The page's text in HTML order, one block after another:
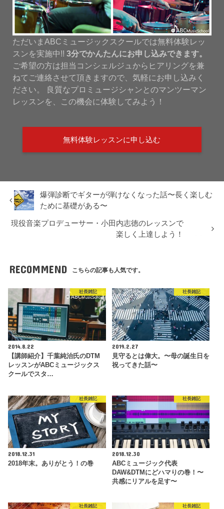
ただいまABCミュージックスクールでは無料体験レッ
スンを実施中!! 3分でかんたんにお申し込みできます。
ご希望の方は担当コンシェルジュからヒアリングを兼
ねてご連絡させて頂きますので、気軽にお申し込みく
ださい。 良質なプロミュージシャンとのマンツーマン
レッスンを、この機会に体験してみよう！
無料体験レッスンに申し込む
爆弾診断でギターが弾けなくなった話〜長く楽しむ
ために基礎がある〜
現役音楽プロデューサー・小田内志徳のレッスンで
楽しく上達しよう！
RECOMMEND こちらの記事も人気です。
社長雑記
2014.8.22
【講師紹介】千葉純治氏のDTM
レッスンがABCミュージックス
クールでスタ…
社長雑記
2019.2.27
見守るとは偉大。〜母の誕生日を
祝ってきた話〜
社長雑記
2018.12.31
2018年末。ありがとう！の巻
社長雑記
2018.12.30
ABCミュージック代表
DAW&DTMにどハマりの巻！〜
共感にリアルを足す〜
社長雑記 社長雑記